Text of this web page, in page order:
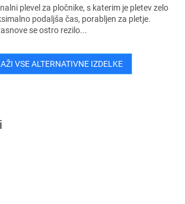
plevel za pločnike, s katerim je pletev zelo
podaljša čas, porabljen za pletje.
se ostro rezilo...
VSE ALTERNATIVNE IZDELKE